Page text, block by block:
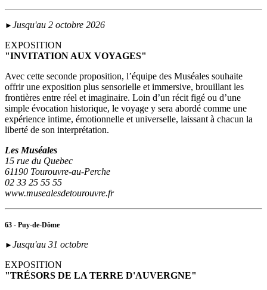
► Jusqu'au 2 octobre 2026
EXPOSITION
"INVITATION AUX VOYAGES"
Avec cette seconde proposition, l’équipe des Muséales souhaite
offrir une exposition plus sensorielle et immersive, brouillant les
frontières entre réel et imaginaire. Loin d’un récit figé ou d’une
simple évocation historique, le voyage y sera abordé comme une
expérience intime, émotionnelle et universelle, laissant à chacun la
liberté de son interprétation.
Les Muséales
15 rue du Quebec
61190 Tourouvre-au-Perche
02 33 25 55 55
www.musealesdetourouvre.fr
63 - Puy-de-Dôme
► Jusqu'au 31 octobre
EXPOSITION
"TRÉSORS DE LA TERRE D'AUVERGNE"